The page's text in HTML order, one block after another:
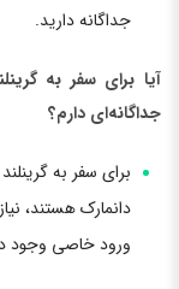
جداگانه دارید.
آیا برای سفر به
جداگانه‌ای دارم؟
برای سفر به
دانمارک هستند،
ورود خاصی وجود